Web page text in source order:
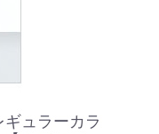
ュラーカラ